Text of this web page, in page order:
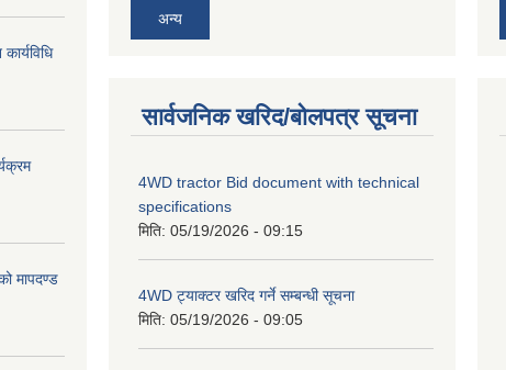
मापदण्ड
अन्य
सार्वजनिक खरिद/बोलपत्र सूचना
4WD tractor Bid document with technical
specifications
मिति: 05/19/2026 - 09:15
4WD ट्याक्टर खरिद गर्ने सम्बन्धी सूचना
मिति: 05/19/2026 - 09:05